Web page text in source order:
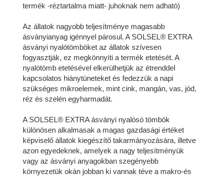
termék -réztartalma miatt- juhoknak nem adható)
Az állatok nagyobb teljesítménye magasabb
ásványianyag igénnyel párosul. A SOLSEL® EXTRA
ásványi nyalótömböket az állatok szívesen
fogyasztják, ez megkönnyíti a termék etetését. A
nyalótömb etetésével elkerülhetjük az étrenddel
kapcsolatos hiánytüneteket és fedezzük a napi
szükséges mikroelemek, mint cink, mangán, vas, jód,
réz és szelén egyharmadát.
A SOLSEL® EXTRA ásványi nyalósó tömbök
különösen alkalmasak a magas gazdasági értéket
képviselő állatok kiegészítő takarmányozására, illetve
azon egyedeknek, amelyek a nagy teljesítményük
vagy az ásványi anyagokban szegényebb
környezetük okán jobban ki vannak téve a makro-és